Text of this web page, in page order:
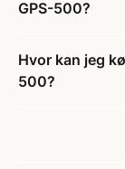
GPS-500?
Hvor kan jeg
500?